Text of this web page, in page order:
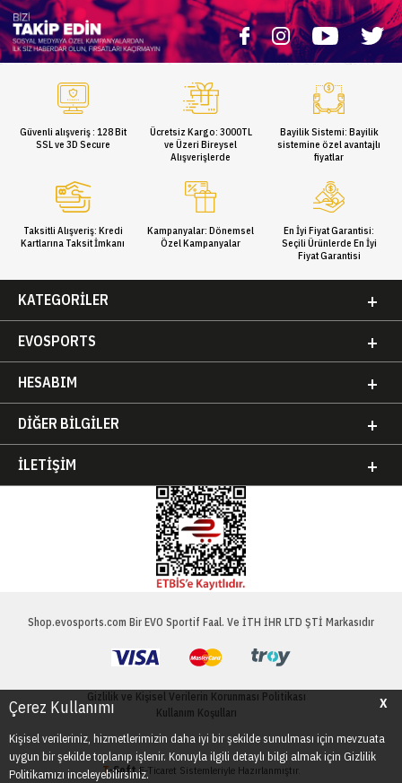
X
Çerez Kullanımı
Kişisel verileriniz, hizmetlerimizin daha iyi bir şekilde sunulması için mevzuata
uygun bir şekilde toplanıp işlenir. Konuyla ilgili detaylı bilgi almak için Gizlilik
Politikamızı inceleyebilirsiniz.
Güvenli alışveriş : 128 Bit
SSL ve 3D Secure
Ücretsiz Kargo: 3000TL
ve Üzeri Bireysel
Alışverişlerde
Bayilik Sistemi: Bayilik
sistemine özel avantajlı
fiyatlar
Taksitli Alışveriş: Kredi
Kartlarına Taksit İmkanı
Kampanyalar: Dönemsel
Özel Kampanyalar
En İyi Fiyat Garantisi:
Seçili Ürünlerde En İyi
Fiyat Garantisi
KATEGORILER
EVOSPORTS
HESABIM
DIĞER BILGILER
İLETIŞIM
Shop.evosports.com Bir EVO Sportif Faal. Ve İTH İHR LTD ŞTİ Markasıdır
Gizlilik ve Kişisel Verilerin Korunması Politikası
Kullanım Koşulları
T-SoftE-Ticaret Sistemleriyle Hazırlanmıştır.